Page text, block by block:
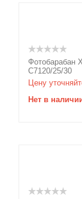
Фотобарабан
C7120/25/30
Цену
Нет в